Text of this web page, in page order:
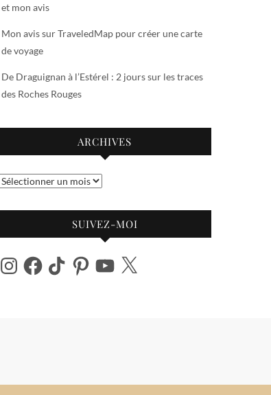
et mon avis
Mon avis sur TraveledMap pour créer une carte
de voyage
De Draguignan à l’Estérel : 2 jours sur les traces
des Roches Rouges
ARCHIVES
Archives
SUIVEZ-MOI
InstagramFacebook
TikTok PinterestYouTube
X